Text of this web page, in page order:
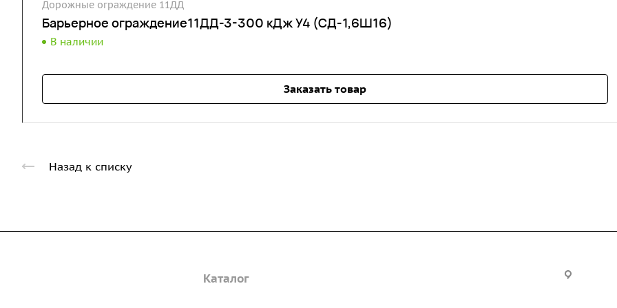
Дорожные ограждение 11ДД
Барьерное ограждение11ДД-3-300 кДж У4 (СД-1,6Ш16)
В наличии
Заказать товар
Назад к списку
Каталог